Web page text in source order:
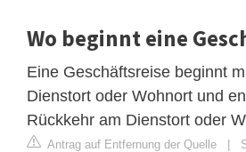
Wo beginnt eine
Eine Geschäftsreise beginnt
Dienstort oder Wohnort und
Rückkehr am Dienstort oder
Antrag auf Entfernung der Quelle |